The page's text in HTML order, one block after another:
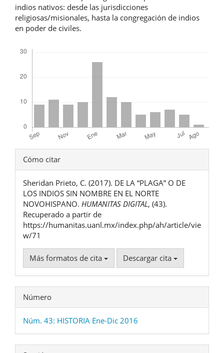
indios nativos: desde las jurisdicciones
religiosas/misionales, hasta la congregación de indios
en poder de civiles.
Detalles
del
artículo
Cómo citar
Sheridan Prieto, C. (2017). DE LA “PLAGA” O DE
LOS INDIOS SIN NOMBRE EN EL NORTE
NOVOHISPANO. HUMANITAS DIGITAL, (43).
Recuperado a partir de
https://humanitas.uanl.mx/index.php/ah/article/vie
w/71
Más formatos de cita Descargar cita
Número
Núm. 43: HISTORIA Ene-Dic 2016